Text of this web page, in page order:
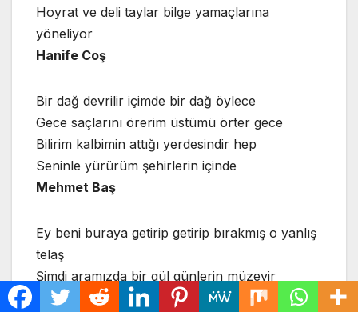
Hoyrat ve deli taylar bilge yamaçlarına
yöneliyor
Hanife Coş
Bir dağ devrilir içimde bir dağ öylece
Gece saçlarını örerim üstümü örter gece
Bilirim kalbimin attığı yerdesindir hep
Seninle yürürüm şehirlerin içinde
Mehmet Baş
Ey beni buraya getirip getirip bırakmış o yanlış
telaş
Şimdi aramızda bir gül günlerin müzevir
sularına